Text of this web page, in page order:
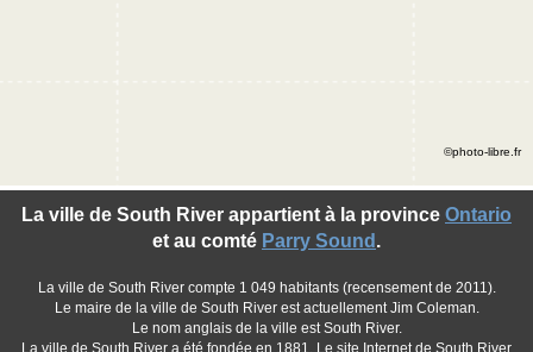
La ville de South River appartient à la province Ontario
et au comté Parry Sound .
La ville de South River compte 1 049 habitants (recensement de 2011).
Le maire de la ville de South River est actuellement Jim Coleman.
Le nom anglais de la ville est South River.
La ville de South River a été fondée en 1881. Le site Internet de South River
©photo-libre.fr